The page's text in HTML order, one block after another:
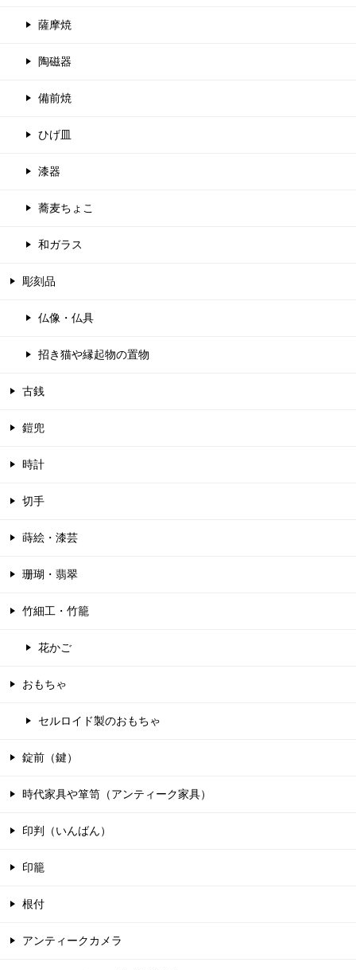
薩摩焼
陶磁器
備前焼
ひげ皿
漆器
蕎麦ちょこ
和ガラス
彫刻品
仏像・仏具
招き猫や縁起物の置物
古銭
鎧兜
時計
切手
蒔絵・漆芸
珊瑚・翡翠
竹細工・竹籠
花かご
おもちゃ
セルロイド製のおもちゃ
錠前（鍵）
時代家具や箪笥（アンティーク家具）
印判（いんばん）
印籠
根付
アンティークカメラ